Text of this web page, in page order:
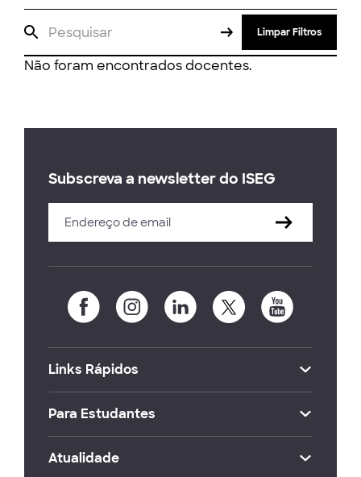
Limpar Filtros
Não foram encontrados docentes.
Subscreva a newsletter do ISEG
Links Rápidos
Para Estudantes
Atualidade